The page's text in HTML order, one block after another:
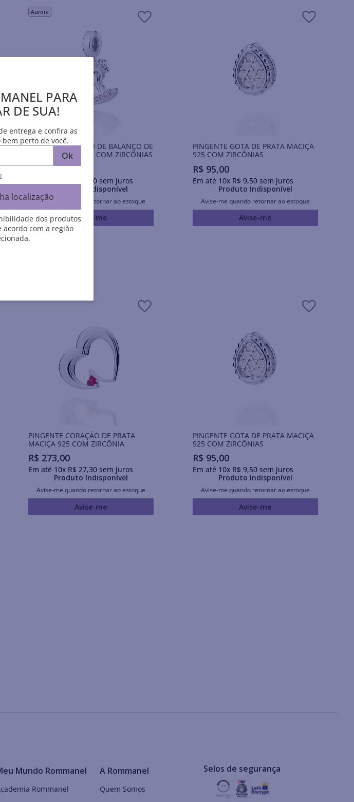
Aurora
BERLOQUE CAVALO DE BALANÇO DE
PRATA MACIÇA 925 COM ZIRCÔNIAS
R$ 280,00
00sem juros
Produto Indisponível
Avise-me quando retornar ao estoque
Avise-me
PINGENTE GOTA DE PRATA MACIÇA
925 COM ZIRCÔNIAS
R$ 95,00
Em até 10x R$ 9,50sem juros
Produto Indisponível
Avise-me quando retornar ao estoque
Avise-me
PINGENTE CORAÇÃO DE PRATA
MACIÇA 925 COM ZIRCÔNIA
R$ 273,00
Em até 10x R$ 27,30sem juros
Produto Indisponível
Avise-me quando retornar ao estoque
Avise-me
PINGENTE GOTA DE PRATA MACIÇA
925 COM ZIRCÔNIAS
R$ 95,00
Em até 10x R$ 9,50sem juros
Produto Indisponível
Avise-me quando retornar ao estoque
Avise-me
Mundo Rommanel
Rommanel
A Rommanel
Quem Somos
Selos de segurança
PARA
DE SUA!
entrega e confira as
bem perto de você.
Ok
localização
dos produtos
acordo com a região